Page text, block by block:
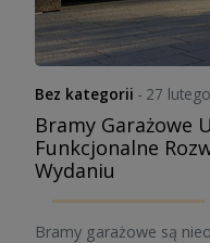
Bez kategorii - 27
Bramy Garażowe
Funkcjonalne
Wydaniu
Bramy garażowe są